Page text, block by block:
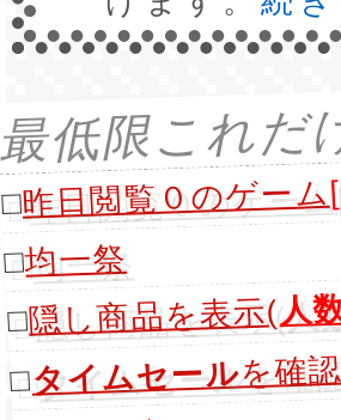
低限これだ
□昨日閲覧０のゲーム
□均一祭
□隠し商品を表示(人
□タイムセールを確